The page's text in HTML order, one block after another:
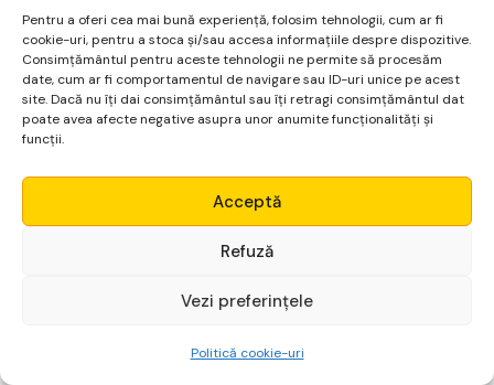
Pentru a oferi cea mai bună experiență, folosim tehnologii, cum ar fi
cookie-uri, pentru a stoca și/sau accesa informațiile despre dispozitive.
Consimțământul pentru aceste tehnologii ne permite să procesăm
date, cum ar fi comportamentul de navigare sau ID-uri unice pe acest
site. Dacă nu îți dai consimțământul sau îți retragi consimțământul dat
poate avea afecte negative asupra unor anumite funcționalități și
funcții.
Acceptă
Refuză
Vezi preferințele
Politică cookie-uri
utilizată pentru a anticipa potențiale mișcări majore ale
prețurilor.
Strategia de Revenire la mijloc (Mean
Reversion)
una dintre benzile Bollinger. Așteptați o revenire a
prețului către banda de mijloc, folosind aceasta ca
punct de intrare în tranzacție.
Avantajele, dezavantajele și
riscurile Benzilor Bollinger
Micro Alpha
Începe gratuit